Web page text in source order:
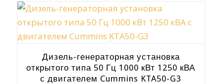
Дизель-генераторная установка
открытого типа 50 Гц 1000 кВт 1250 кВА
с двигателем Cummins KTA50-G3